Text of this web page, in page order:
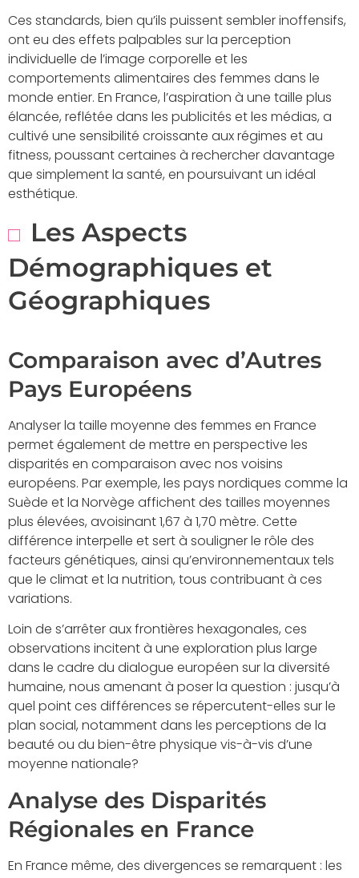
Ces standards, bien qu’ils puissent sembler inoffensifs,
ont eu des effets palpables sur la perception
individuelle de l’image corporelle et les
comportements alimentaires des femmes dans le
monde entier. En France, l’aspiration à une taille plus
élancée, reflétée dans les publicités et les médias, a
cultivé une sensibilité croissante aux régimes et au
fitness, poussant certaines à rechercher davantage
que simplement la santé, en poursuivant un idéal
esthétique.
Les Aspects
Démographiques et
Géographiques
Comparaison avec d’Autres
Pays Européens
Analyser la taille moyenne des femmes en France
permet également de mettre en perspective les
disparités en comparaison avec nos voisins
européens. Par exemple, les pays nordiques comme la
Suède et la Norvège affichent des tailles moyennes
plus élevées, avoisinant 1,67 à 1,70 mètre. Cette
différence interpelle et sert à souligner le rôle des
facteurs génétiques, ainsi qu’environnementaux tels
que le climat et la nutrition, tous contribuant à ces
variations.
Loin de s’arrêter aux frontières hexagonales, ces
observations incitent à une exploration plus large
dans le cadre du dialogue européen sur la diversité
humaine, nous amenant à poser la question : jusqu’à
quel point ces différences se répercutent-elles sur le
plan social, notamment dans les perceptions de la
beauté ou du bien-être physique vis-à-vis d’une
moyenne nationale?
Analyse des Disparités
Régionales en France
En France même, des divergences se remarquent : les